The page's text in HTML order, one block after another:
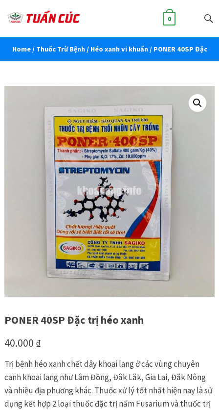
0
Home/ Thuốc Trừ Bệnh/ Héo xanh vi khuẩn/ PONER 40SP Đặc
PONER 40SP Đặc trị héo xanh
40.000 ₫
Trị bệnh héo xanh chết dây khoai lang ở các vùng chuyên
canh khoai lang như Lâm Đồng, Đắk Lắk, Gia Lai, Đắk Nông
và nhiều địa phương khác. Thuốc xử lý tốt nhất hiện nay là sử
dụng kết hợp 2 loại thuốc đặc trị nấm Fusarium và thuốc trị